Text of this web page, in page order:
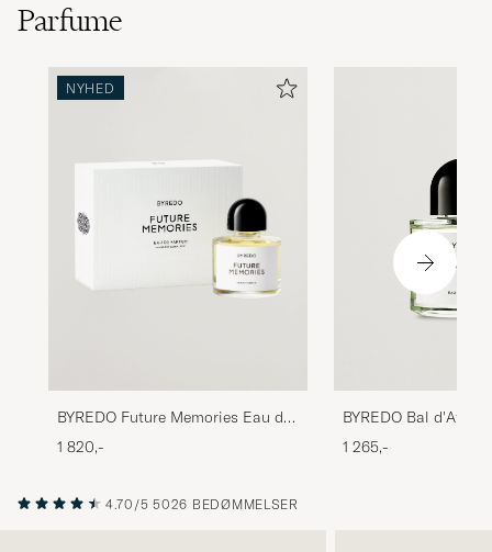
Parfume
NYHED
BYREDO Future Memories Eau de
Parfum 100ml
1 820,-
BYREDO Bal
Parfum 50ml
1 265,-
4.70/5 5026 BEDØMMELSER